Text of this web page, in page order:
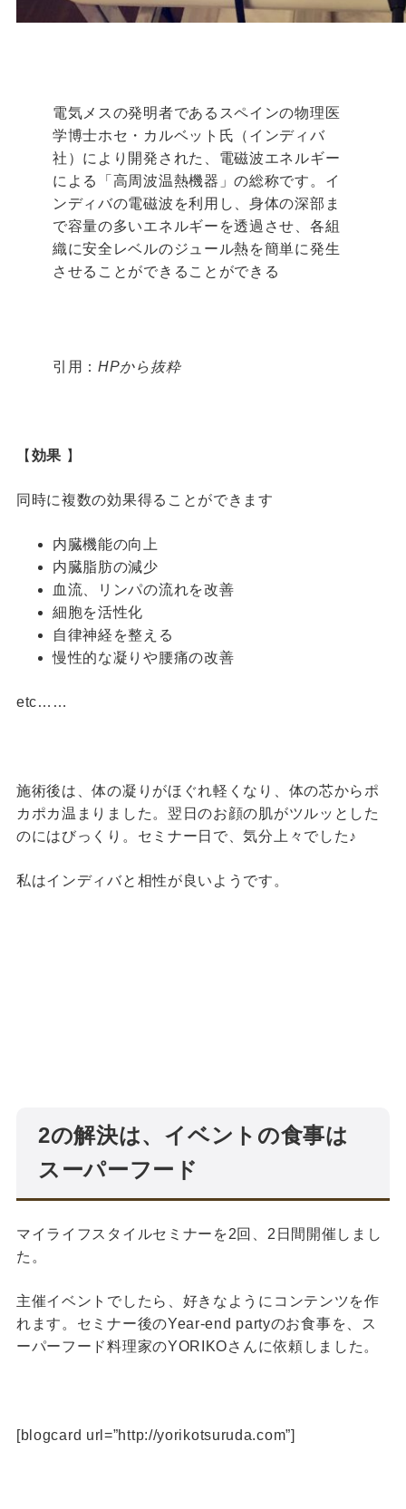
電気メスの発明者であるスペインの物理医
学博士ホセ・カルベット氏（インディバ
社）により開発された、電磁波エネルギー
による「高周波温熱機器」の総称です。イ
ンディバの電磁波を利用し、身体の深部ま
で容量の多いエネルギーを透過させ、各組
織に安全レベルのジュール熱を簡単に発生
させることができることができる
引用：HPから抜粋
【 効果 】
同時に複数の効果得ることができます
内臓機能の向上
内臓脂肪の減少
血流、リンパの流れを改善
細胞を活性化
自律神経を整える
慢性的な凝りや腰痛の改善
etc……
施術後は、体の凝りがほぐれ軽くなり、体の芯からポ
カポカ温まりました。翌日のお顔の肌がツルッとした
のにはびっくり。セミナー日で、気分上々でした♪
私はインディバと相性が良いようです。
2の解決は、イベントの食事は
スーパーフード
マイライフスタイルセミナーを2回、2日間開催しまし
た。
主催イベントでしたら、好きなようにコンテンツを作
れます。セミナー後のYear-end partyのお食事を、ス
ーパーフード料理家のYORIKOさんに依頼しました。
[blogcard url=”http://yorikotsuruda.com”]